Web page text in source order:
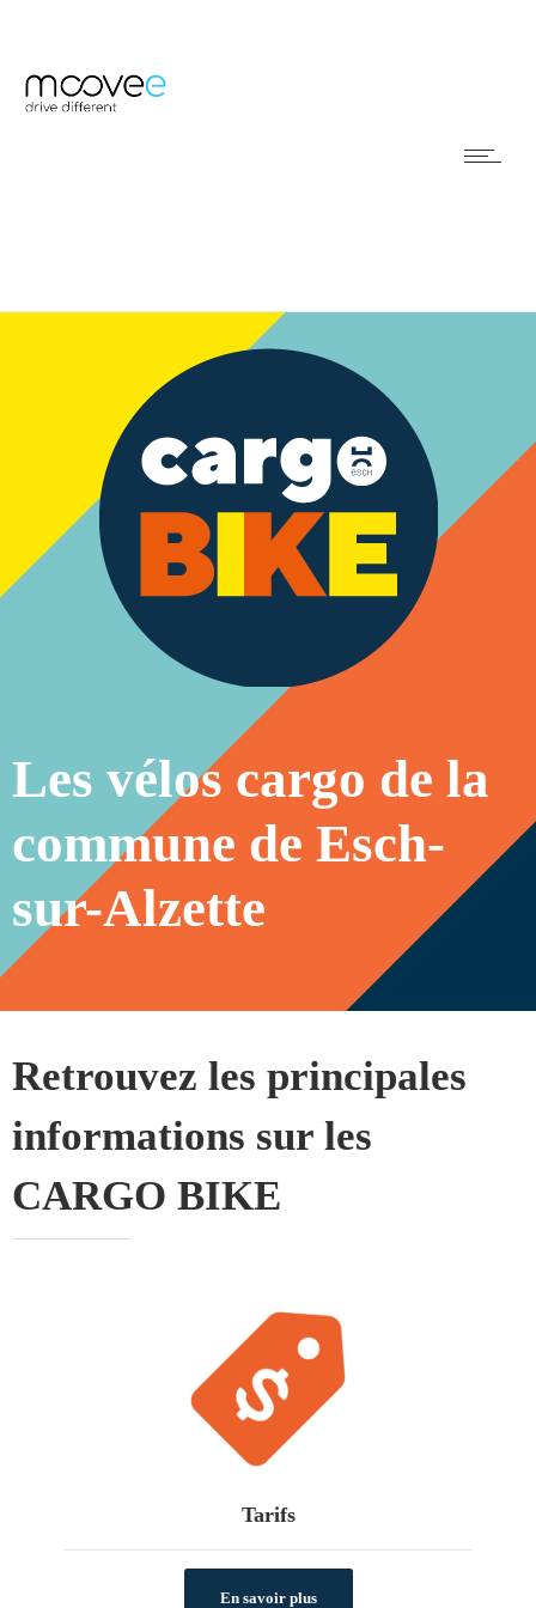
Les vélos cargo de la
commune de Esch-
sur-Alzette
Retrouvez les principales
informations sur les
CARGO BIKE
Tarifs
En savoir plus